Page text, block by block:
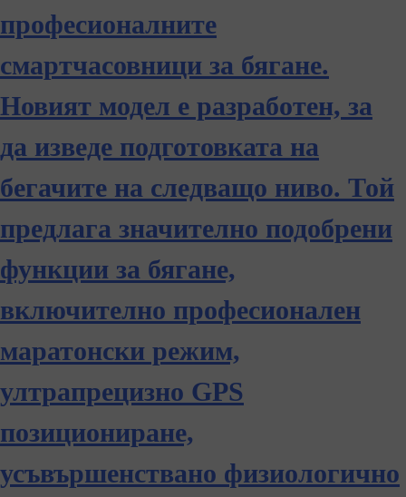
професионалните
смартчасовници за бягане.
Новият модел е разработен, за
да изведе подготовката на
бегачите на следващо ниво. Той
предлага значително подобрени
функции за бягане,
включително професионален
маратонски режим,
ултрапрецизно GPS
позициониране,
усъвършенствано физиологично